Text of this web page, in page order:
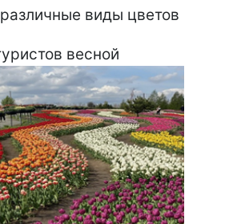
виды цветов
весной